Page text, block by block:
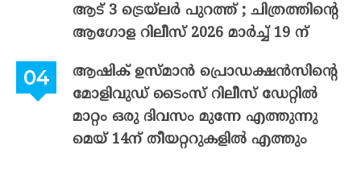
ആട് 3 ട്രെയ്‌ലർ പുറത്ത് ; ചിത്രത്തിന്റെ
ആഗോള റിലീസ് 2026 മാർച്ച് 19 ന്
ആഷിക് ഉസ്മാൻ പ്രൊഡക്ഷൻസിന്റെ
മോളിവുഡ് ടൈംസ് റിലീസ് ഡേറ്റിൽ
മാറ്റം ഒരു ദിവസം മുന്നേ എത്തുന്നു
മെയ് 14ന് തീയറ്ററുകളിൽ എത്തും